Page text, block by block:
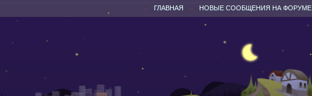
НОВЫЕ СООБЩЕНИЯ НА ФОРУМЕ
ГЛАВНАЯ